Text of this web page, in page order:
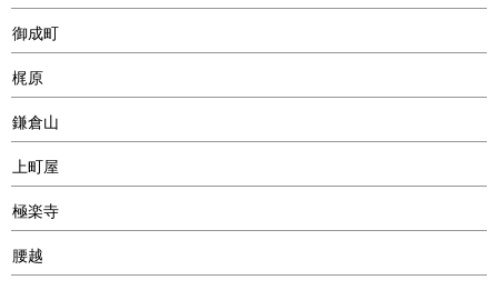
御成町
梶原
鎌倉山
上町屋
極楽寺
腰越